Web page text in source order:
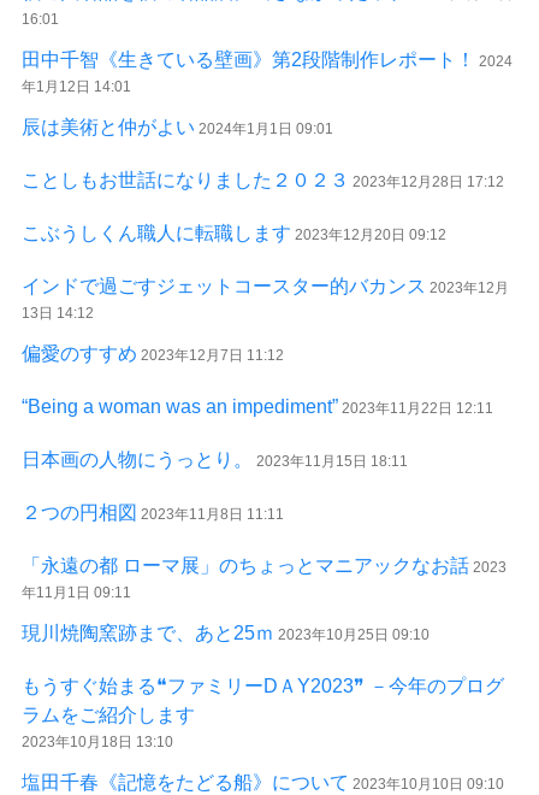
16:01
田中千智《生きている壁画》第2段階制作レポート！
2024
年1月12日 14:01
辰は美術と仲がよい 2024年1月1日 09:01
ことしもお世話になりました２０２３ 2023年12月28日 17:12
こぶうしくん職人に転職します 2023年12月20日 09:12
インドで過ごすジェットコースター的バカンス 2023年12月
13日 14:12
偏愛のすすめ 2023年12月7日 11:12
“Being a woman was an impediment” 2023年11月22日 12:11
日本画の人物にうっとり。 2023年11月15日 18:11
２つの円相図 2023年11月8日 11:11
「永遠の都 ローマ展」のちょっとマニアックなお話 2023
年11月1日 09:11
現川焼陶窯跡まで、あと25ｍ 2023年10月25日 09:10
もうすぐ始まる❝ファミリーDＡY2023❞ －今年のプログ
ラムをご紹介します
2023年10月18日 13:10
塩田千春《記憶をたどる船》について 2023年10月10日 09:10